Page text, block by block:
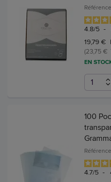
4.8/5 -
19,79 €
(23,75 €
EN
100
4.7/5 -